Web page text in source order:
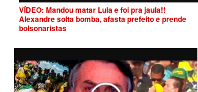
VÍDEO: Mandou matar Lula e foi pra jaula!!
Alexandre solta bomba, afasta prefeito e prende
bolsonaristas